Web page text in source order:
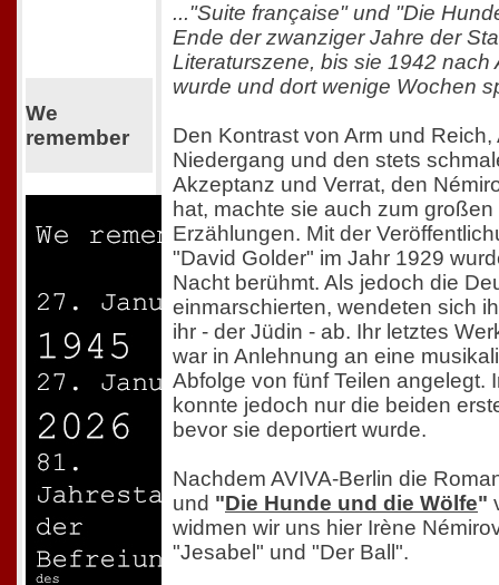
We
remember
..."Suite française" und "Die
Ende der zwanziger Jahre der
Literaturszene, bis sie 1942 nach
wurde und dort wenige Wochen
Den Kontrast von Arm und Reich,
Niedergang und den stets
Akzeptanz und Verrat, den
hat, machte sie auch zum
Erzählungen. Mit der
"David Golder" im Jahr 1929
Nacht berühmt. Als jedoch die
einmarschierten, wendeten sich
ihr - der Jüdin - ab. Ihr letztes
war in Anlehnung an eine
Abfolge von fünf Teilen angelegt.
konnte jedoch nur die beiden
bevor sie deportiert wurde.
Nachdem AVIVA-Berlin die
und "Die Hunde und die Wölfe"
widmen wir uns hier Irène
"Jesabel" und "Der Ball".